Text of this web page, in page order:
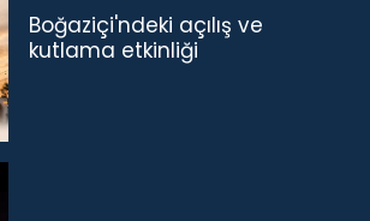
Boğaziçi'ndeki açılış ve
kutlama etkinliği